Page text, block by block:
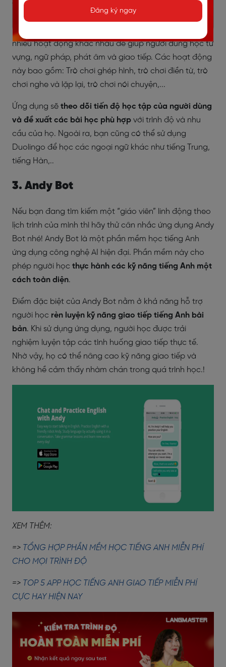
đến nâng cao. Mỗi cấp độ bao gồm nhiều bài học,
mỗi bài học tập trung vào một chủ đề cụ thể. Các bài
học của Duolingo được
, với
nhiều hoạt động khác nhau để giúp người dùng học từ
vựng, ngữ pháp, phát âm và giao tiếp. Các hoạt động
này bao gồm: Trò chơi ghép hình, trò chơi điền từ, trò
chơi nghe và lặp lại, trò chơi nói chuyện,...
Ứng dụng sẽ theo dõi tiến độ học tập của người dùng
và đề xuất các bài học phù hợp với trình độ và nhu
cầu của họ. Ngoài ra, bạn cũng có thể sử dụng
Duolingo để học các ngoại ngữ khác như tiếng Trung,
tiếng Hàn,..
3. Andy Bot
Nếu bạn đang tìm kiếm một “giáo viên” linh động theo
lịch trình của mình thì hãy thử cân nhắc ứng dụng Andy
Bot nhé! Andy Bot là một phần mềm học tiếng Anh
ứng dụng công nghệ AI hiện đại. Phần mềm này cho
phép người học thực hành các kỹ năng tiếng Anh một
cách toàn diện.
Điểm đặc biệt của Andy Bot nằm ở khả năng hỗ trợ
người học rèn luyện kỹ năng giao tiếp tiếng Anh bài
bản. Khi sử dụng ứng dụng, người học được trải
nghiệm luyện tập các tình huống giao tiếp thực tế.
Nhờ vậy, họ có thể nâng cao kỹ năng giao tiếp và
không hề cảm thấy nhàm chán trong quá trình học.!
XEM THÊM:
=> TỔNG HỢP PHẦN MỀM HỌC TIẾNG ANH MIỄN PHÍ
CHO MỌI TRÌNH ĐỘ
=> TOP 5 APP HỌC TIẾNG ANH GIAO TIẾP MIỄN PHÍ
CỰC HAY HIỆN NAY
Đăng ký ngay